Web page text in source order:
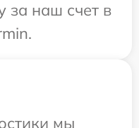
за наш счет в
мы